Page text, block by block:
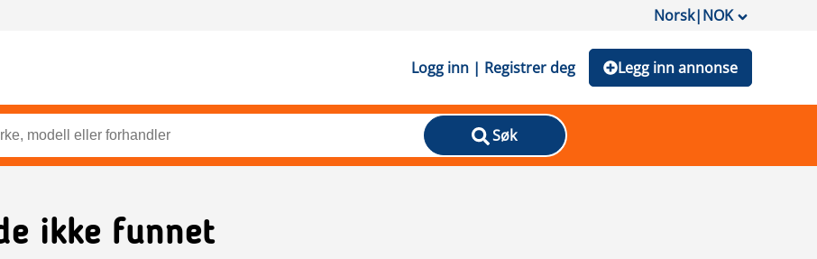
Norsk|NOK
Logg inn | Registrer deg Legg inn annonse
Søk
ikke funnet